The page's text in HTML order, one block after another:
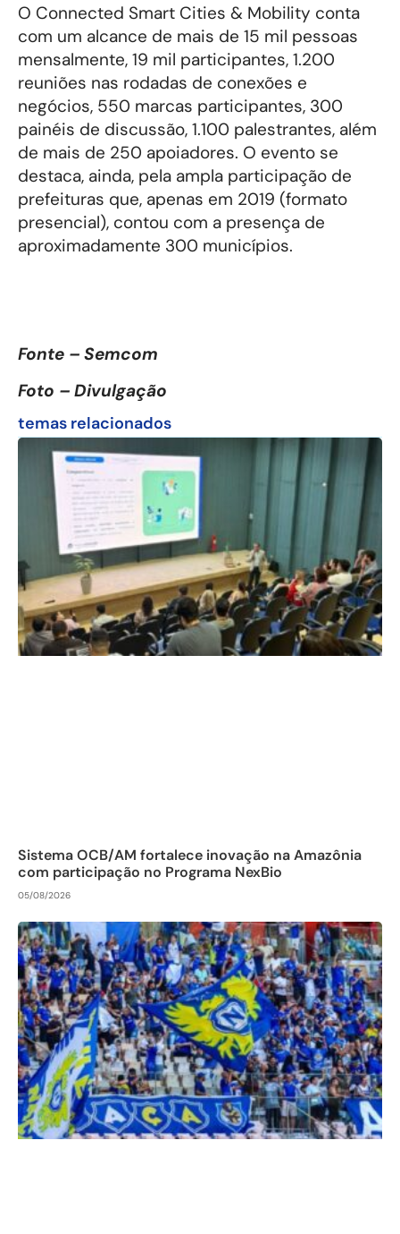
O Connected Smart Cities & Mobility conta
com um alcance de mais de 15 mil pessoas
mensalmente, 19 mil participantes, 1.200
reuniões nas rodadas de conexões e
negócios, 550 marcas participantes, 300
painéis de discussão, 1.100 palestrantes, além
de mais de 250 apoiadores. O evento se
destaca, ainda, pela ampla participação de
prefeituras que, apenas em 2019 (formato
presencial), contou com a presença de
aproximadamente 300 municípios.
Fonte – Semcom
Foto – Divulgação
temas relacionados
Sistema OCB/AM fortalece inovação na Amazônia
com participação no Programa NexBio
05/08/2026